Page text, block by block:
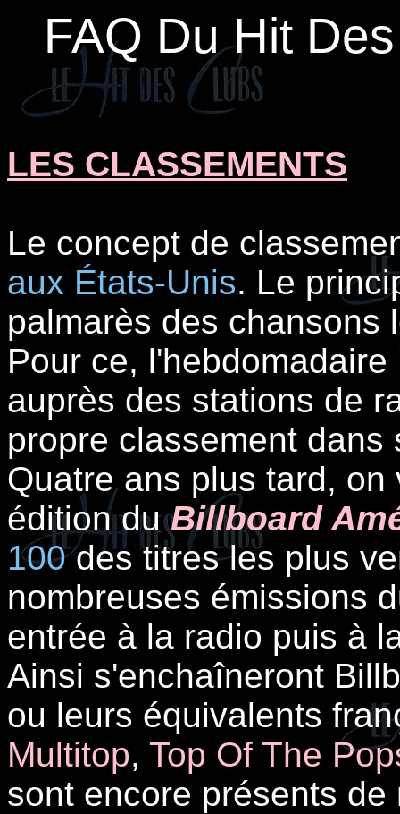
FAQ Du Hit
LES CLASSEMENTS
Le concept de
aux États-Unis. Le
palmarès des chansons
Pour ce, l'hebdomadaire
auprès des stations de
propre classement
Quatre ans plus tard,
édition duBillboard
100des titres les plus
nombreuses émissions
entrée à la radio puis à
Ainsi s'enchaîneront
ou leurs équivalents
Multitop, Top Of The
sont encore présents de